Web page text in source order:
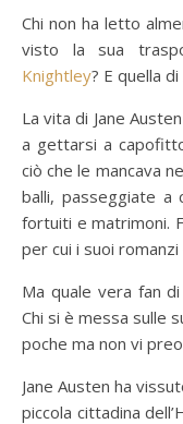
Chi non ha letto
visto la sua
Knightley? E quella di
La vita di Jane
a gettarsi a
ciò che le mancava
balli, passeggiate a
fortuiti e matrimoni.
per cui i suoi
Ma quale vera fan
Chi si è messa sulle
poche ma non vi
Jane Austen ha
piccola cittadina